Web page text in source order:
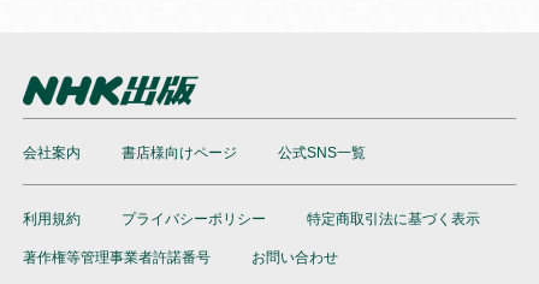
会社案内 書店様向けページ 公式SNS一覧
利用規約 プライバシーポリシー 特定商取引法に基づく表示
著作権等管理事業者許諾番号 お問い合わせ